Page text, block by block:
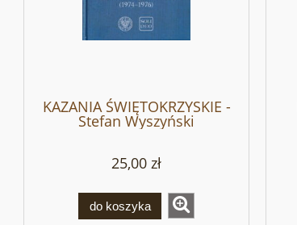
KAZANIA ŚWIĘTOKRZYSKIE -
Stefan Wyszyński
25,00 zł
do koszyka